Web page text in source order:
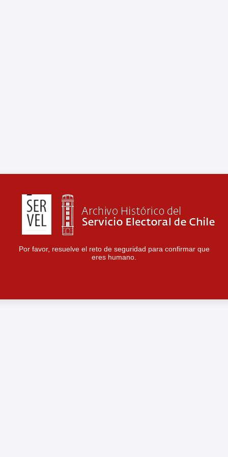
Por favor, resuelve el reto de seguridad para confirmar que
eres humano.